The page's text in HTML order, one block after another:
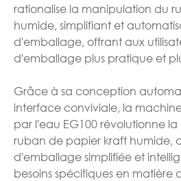
rationalise la manipulation du
humide, simplifiant et
d'emballage, offrant aux
d'emballage plus pratique et
Grâce à sa conception
interface conviviale, la
par l'eau EG100 révolutionne
ruban de papier kraft humide,
d'emballage simplifiée et
besoins spécifiques en matière